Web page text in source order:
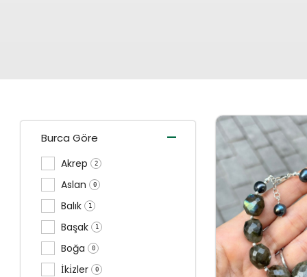
Burca Göre -
Akrep 2
Aslan 0
Balık 1
Başak 1
Boğa 0
İki̇zler 0
Orijinal